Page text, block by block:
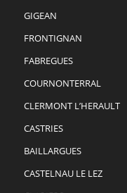
GIGEAN
FRONTIGNAN
FABREGUES
COURNONTERRAL
CLERMONT L’HERAULT
CASTRIES
BAILLARGUES
CASTELNAU LE LEZ